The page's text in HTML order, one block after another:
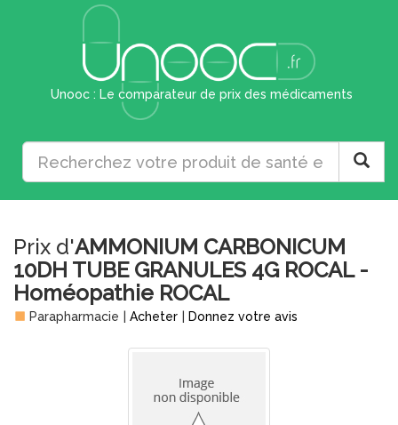
Unooc : Le comparateur de prix des médicaments
Prix d'AMMONIUM CARBONICUM
10DH TUBE GRANULES 4G ROCAL -
Homéopathie ROCAL
Parapharmacie Acheter Donnez votre avis